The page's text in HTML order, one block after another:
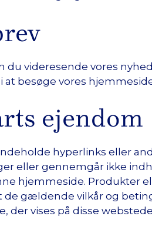
du videresende vores
besøge vores
ejendom
hyperlinks eller
eller gennemgår ikke
hjemmeside. Produkter
gældende vilkår og
der vises på disse